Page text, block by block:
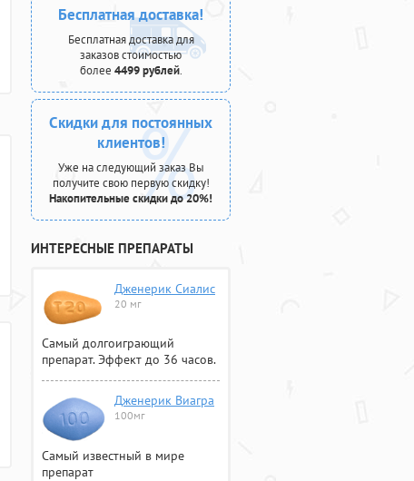
Бесплатная доставка!
Бесплатная доставка для
заказов стоимостью
более 4499 рублей.
Скидки для постоянных
клиентов!
Уже на следующий заказ Вы
получите свою первую скидку!
Накопительные скидки до 20%!
ИНТЕРЕСНЫЕ ПРЕПАРАТЫ
Дженерик Сиалис
20 мг
Самый долгоиграющий
препарат. Эффект до 36 часов.
Дженерик Виагра
100мг
Самый известный в мире
препарат